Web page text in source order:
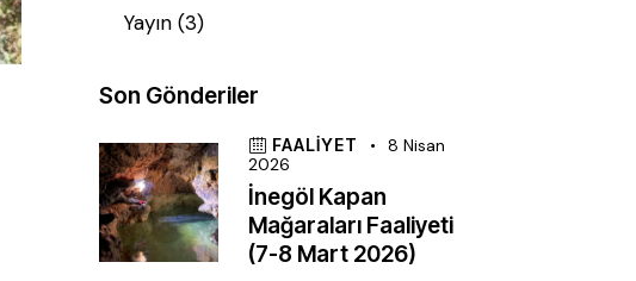
Yayın (3)
Son Gönderiler
FAALIYET
8 Nisan
2026
İnegöl Kapan
Mağaraları Faaliyeti
(7-8 Mart 2026)